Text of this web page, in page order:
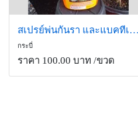
สเปรย์พ่นกันรา และแบคทีเรีย ออร์คิด โกลด์เด้น 500ซีซี
กระบี่
ราคา 100.00 บาท /ขวด